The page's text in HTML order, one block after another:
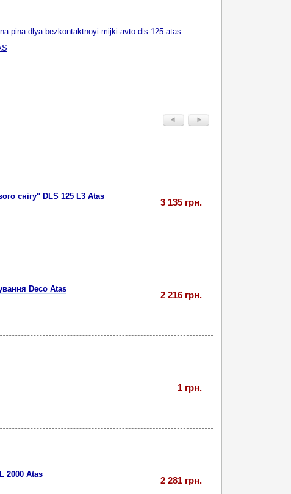
pina-dlya-bezkontaktnoyi-mijki-avto-dls-125-atas
снігу" DLS 125 L3 Atas
3 135 грн.
Deco Atas
2 216 грн.
1 грн.
2000 Atas
2 281 грн.